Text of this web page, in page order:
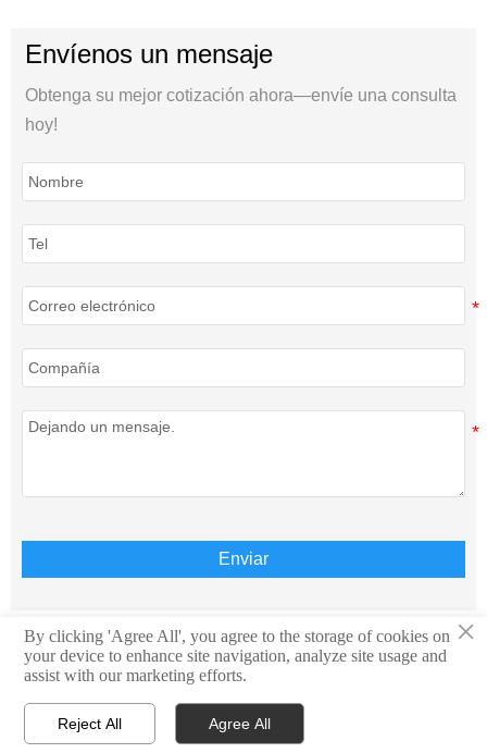
Envíenos un mensaje
Obtenga su mejor cotización ahora—envíe una consulta
hoy!
Enviar
Derechos de autor © Teison Energy Technology Co.,Ltd.
  
×
By clicking 'Agree All', you agree to the storage of cookies on
your device to enhance site navigation, analyze site usage and
assist with our marketing efforts.
Reject All Agree All